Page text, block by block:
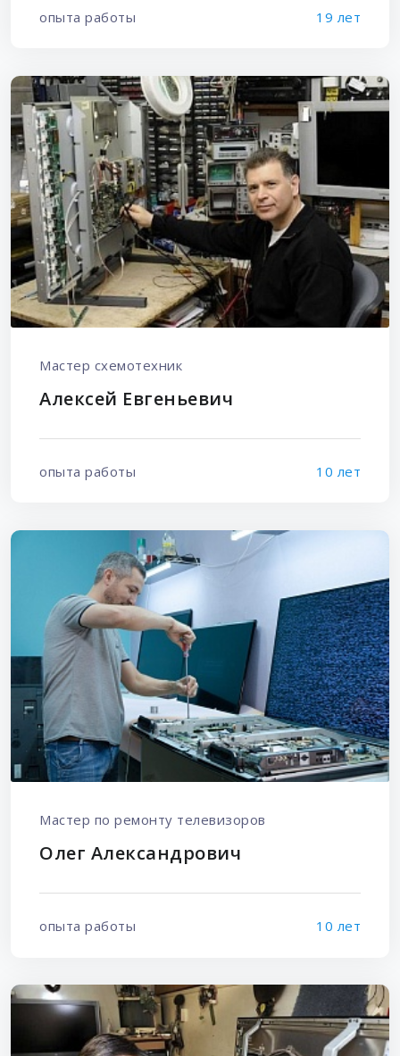
опыта работы 19 лет
Мастер схемотехник
Алексей Евгеньевич
опыта работы 10 лет
Мастер по ремонту телевизоров
Олег Александрович
опыта работы 10 лет